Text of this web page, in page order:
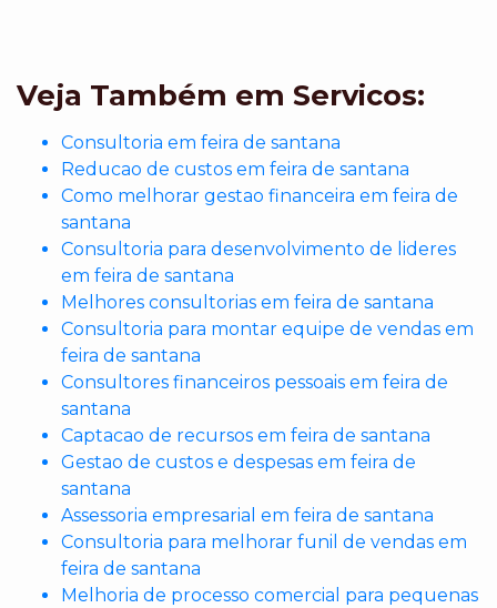
Veja Também em Servicos:
Consultoria em feira de santana
Reducao de custos em feira de santana
Como melhorar gestao financeira em feira de
santana
Consultoria para desenvolvimento de lideres
em feira de santana
Melhores consultorias em feira de santana
Consultoria para montar equipe de vendas em
feira de santana
Consultores financeiros pessoais em feira de
santana
Captacao de recursos em feira de santana
Gestao de custos e despesas em feira de
santana
Assessoria empresarial em feira de santana
Consultoria para melhorar funil de vendas em
feira de santana
Melhoria de processo comercial para pequenas